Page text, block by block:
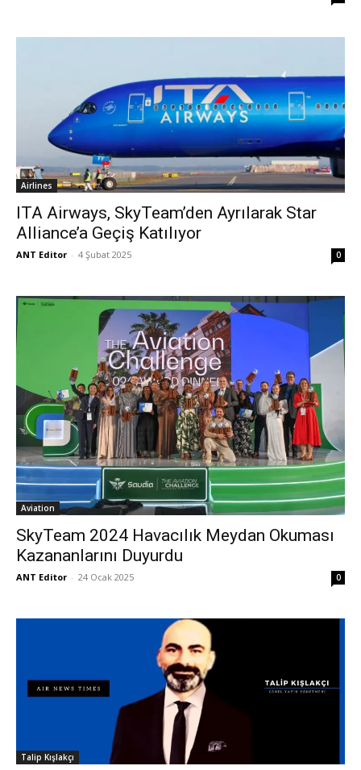
Airlines
ITA Airways, SkyTeam’den Ayrılarak Star
Alliance’a Geçiş Katılıyor
ANT Editor - 4 Şubat 2025 0
Aviation
SkyTeam 2024 Havacılık Meydan Okuması
Kazananlarını Duyurdu
ANT Editor - 24 Ocak 2025 0
Talip Kışlakçı